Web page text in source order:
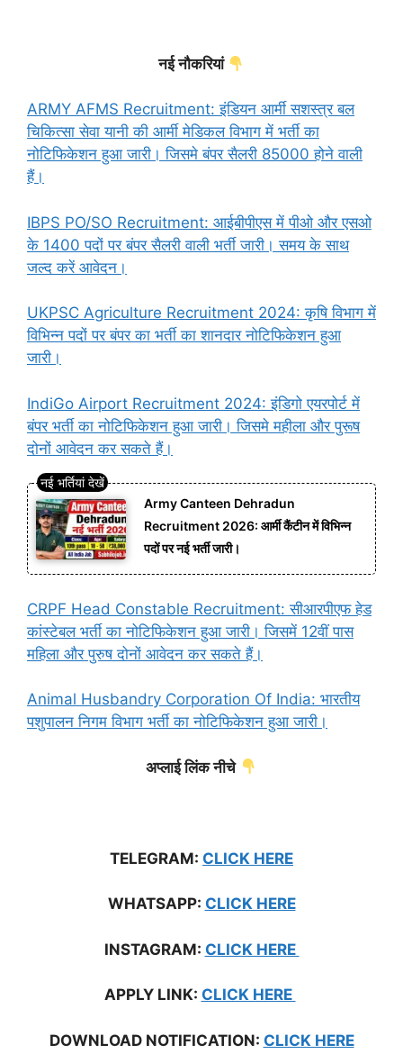
नई नौकरियां
ARMY AFMS Recruitment: इंडियन आर्मी सशस्त्र बल
चिकित्सा सेवा यानी की आर्मी मेडिकल विभाग में भर्ती का
नोटिफिकेशन हुआ जारी। जिसमे बंपर सैलरी 85000 होने वाली
हैं।
IBPS PO/SO Recruitment: आईबीपीएस में पीओ और एसओ
के 1400 पदों पर बंपर सैलरी वाली भर्ती जारी। समय के साथ
जल्द करें आवेदन।
UKPSC Agriculture Recruitment 2024: कृषि विभाग में
विभिन्न पदों पर बंपर का भर्ती का शानदार नोटिफिकेशन हुआ
जारी।
IndiGo Airport Recruitment 2024: इंडिगो एयरपोर्ट में
बंपर भर्ती का नोटिफिकेशन हुआ जारी। जिसमे महीला और पुरूष
दोनों आवेदन कर सकते हैं।
Army Canteen Dehradun
Recruitment 2026: आर्मी कैंटीन में विभिन्न
पदों पर नई भर्ती जारी।
CRPF Head Constable Recruitment: सीआरपीएफ हेड
कांस्टेबल भर्ती का नोटिफिकेशन हुआ जारी। जिसमें 12वीं पास
महिला और पुरुष दोनों आवेदन कर सकते हैं।
Animal Husbandry Corporation Of India: भारतीय
पशुपालन निगम विभाग भर्ती का नोटिफिकेशन हुआ जारी।
अप्लाई लिंक नीचे
TELEGRAM: CLICK HERE
WHATSAPP: CLICK HERE
INSTAGRAM: CLICK HERE
APPLY LINK: CLICK HERE
DOWNLOAD NOTIFICATION: CLICK HERE